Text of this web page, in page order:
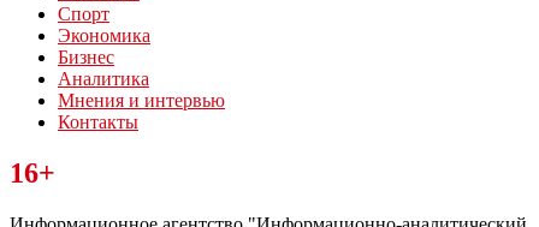
Спорт
Экономика
Бизнес
Аналитика
Мнения и интервью
Контакты
Читайте последние новости дня в Тульской области на сайте
“ЗаНовомосковск”
16+